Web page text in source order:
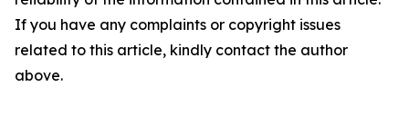
If you have any complaints or copyright issues
related to this article, kindly contact the author
above.